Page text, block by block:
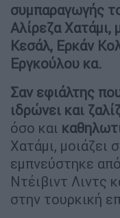
συμπαραγωγής
Αλίρεζα Χατάμι,
Κεσάλ, Ερκάν
Εργκούλου κα.
Σαν εφιάλτης
ιδρώνει και
όσο και
Χατάμι, μοιάζει
εμπνεύστηκε
Ντέιβιντ Λιντς
στην τουρκική